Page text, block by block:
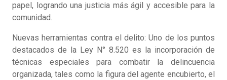
papel, logrando una justicia más ágil y accesible para la
comunidad.
Nuevas herramientas contra el delito: Uno de los puntos
destacados de la Ley N° 8.520 es la incorporación de
técnicas especiales para combatir la delincuencia
organizada, tales como la figura del agente encubierto, el